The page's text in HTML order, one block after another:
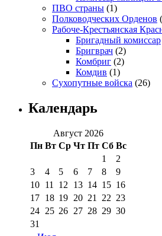
ПВО страны (1)
Полководческих Орденов
Рабоче-Крестьянская
Бригадный комиссар
Бригврач (2)
Комбриг (2)
Комдив (1)
Сухопутные войска (26)
Календарь
Август 2026
Пн Вт Ср Чт Пт Сб Вс
1
2
3
4 5 6 7 8
9
10 11 12 13 14 15 16
17 18 19 20 21 22 23
24 25 26 27 28 29 30
31